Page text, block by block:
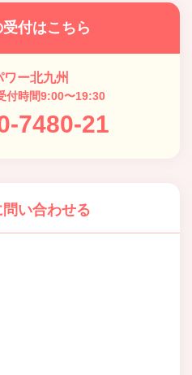
付はこちら
ー北九州
時間9:00〜19:30
7480-21
い合わせる